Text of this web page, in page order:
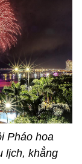
Pháo hoa
lịch, khẳng